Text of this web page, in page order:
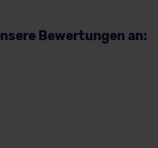
Bewertungen an: